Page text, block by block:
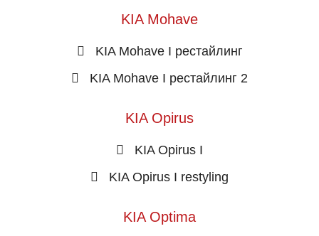
KIA Mohave
KIA Mohave I рестайлинг
KIA Mohave I рестайлинг 2
KIA Opirus
KIA Opirus I
KIA Opirus I restyling
KIA Optima